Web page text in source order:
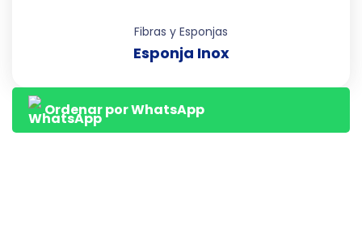
Fibras y Esponjas
Esponja Inox
Ordenar por WhatsApp